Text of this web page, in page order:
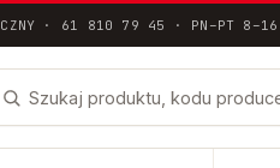
· 61 810 79 45 · PN–PT 8–16